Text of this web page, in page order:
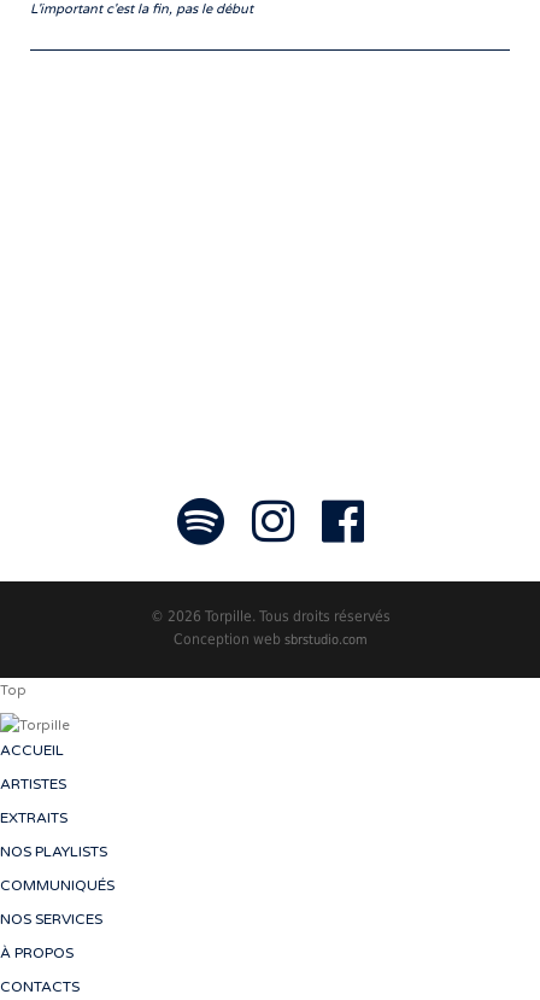
L'important c'est la fin, pas le début
© 2026 Torpille. Tous droits réservés
Conception web sbrstudio.com
Top
ACCUEIL
ARTISTES
EXTRAITS
NOS PLAYLISTS
COMMUNIQUÉS
NOS SERVICES
À PROPOS
CONTACTS